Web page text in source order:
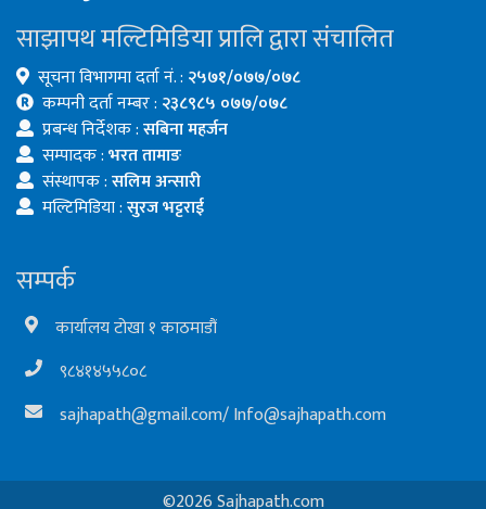
साझापथ मल्टिमिडिया प्रालि द्वारा संचालित
सूचना विभागमा दर्ता नं. : २५७१/०७७/०७८
कम्पनी दर्ता नम्बर : २३८९८५ ०७७/०७८
प्रबन्ध निर्देशक :सबिना महर्जन
सम्पादक :भरत तामाङ
संस्थापक :सलिम अन्सारी
मल्टिमिडिया :सुरज भट्टराई
सम्पर्क
कार्यालय टोखा १ काठमाडौं
९८४१४५५८०८
sajhapath@gmail.com/Info@sajhapath.com
©2026 Sajhapath.com